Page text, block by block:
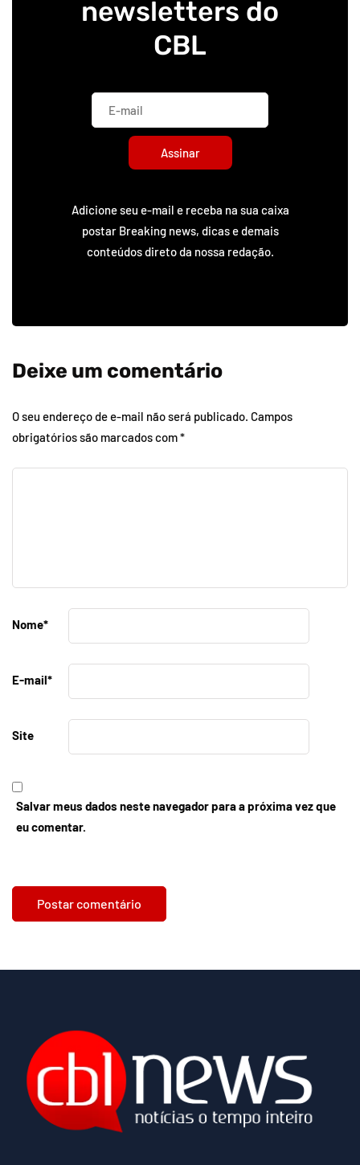
newsletters do
CBL
Assinar
Adicione seu e-mail e receba na sua caixa
postar Breaking news, dicas e demais
conteúdos direto da nossa redação.
Deixe um comentário
O seu endereço de e-mail não será publicado. Campos
obrigatórios são marcados com*
Nome*
E-mail*
Site
Salvar meus dados neste navegador para a próxima vez que
eu comentar.